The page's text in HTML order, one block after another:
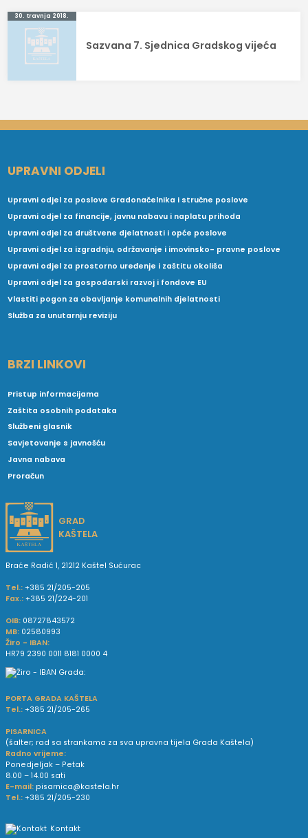
30. travnja 2018.
Sazvana 7. Sjednica Gradskog vijeća
UPRAVNI ODJELI
Upravni odjel za poslove Gradonačelnika i stručne poslove
Upravni odjel za financije, javnu nabavu i naplatu prihoda
Upravni odjel za društvene djelatnosti i opće poslove
Upravni odjel za izgradnju, održavanje i imovinsko- pravne poslove
Upravni odjel za prostorno uređenje i zaštitu okoliša
Upravni odjel za gospodarski razvoj i fondove EU
Vlastiti pogon za obavljanje komunalnih djelatnosti
Služba za unutarnju reviziju
BRZI LINKOVI
Pristup informacijama
Zaštita osobnih podataka
Službeni glasnik
Savjetovanje s javnošću
Javna nabava
Proračun
GRAD
KAŠTELA
Braće Radić 1, 21212 Kaštel Sućurac
Tel.: +385 21/205-205
Fax.: +385 21/224-201
OIB: 08727843572
MB: 02580993
Žiro - IBAN:
HR79 2390 0011 8181 0000 4
PORTA GRADA KAŠTELA
Tel.: +385 21/205-265
PISARNICA
(šalter; rad sa strankama za sva upravna tijela Grada Kaštela)
Radno vrijeme:
Ponedjeljak – Petak
8.00 – 14.00 sati
E-mail: pisarnica@kastela.hr
Tel.: +385 21/205-230
Kontakt